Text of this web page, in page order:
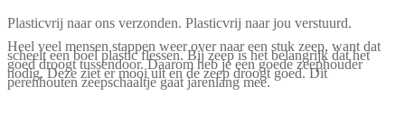
Plasticvrij naar ons verzonden. Plasticvrij naar jou verstuurd.
Heel veel mensen stappen weer over naar een stuk zeep, want dat
scheelt een boel plastic flessen. Bij zeep is het belangrijk dat het
goed droogt tussendoor. Daarom heb je een goede zeephouder
nodig. Deze ziet er mooi uit en de zeep droogt goed. Dit
perenhouten zeepschaaltje gaat jarenlang mee.